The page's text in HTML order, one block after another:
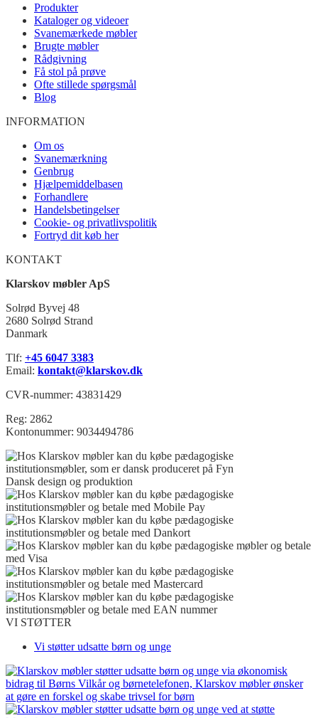
Produkter
Kataloger og videoer
Svanemærkede møbler
Brugte møbler
Rådgivning
Få stol på prøve
Ofte stillede spørgsmål
Blog
INFORMATION
Om os
Svanemærkning
Genbrug
Hjælpemiddelbasen
Forhandlere
Handelsbetingelser
Cookie- og privatlivspolitik
Fortryd dit køb her
KONTAKT
Klarskov møbler ApS
Solrød Byvej 48
2680 Solrød Strand
Danmark
Tlf: +45 6047 3383
Email: kontakt@klarskov.dk
CVR-nummer: 43831429
Reg: 2862
Kontonummer: 9034494786
Dansk design og produktion
VI STØTTER
Vi støtter udsatte børn og unge